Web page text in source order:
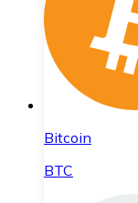
Bitcoin
BTC